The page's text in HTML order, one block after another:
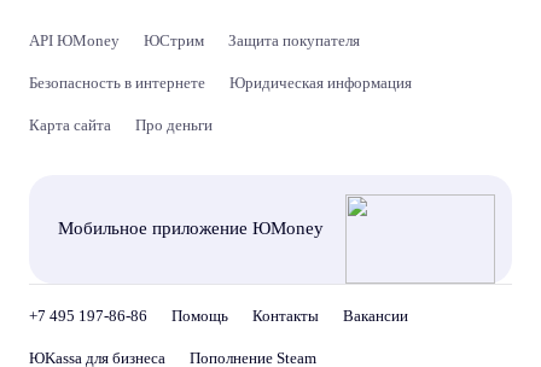
API ЮMoney ЮСтрим Защита покупателя
Безопасность в интернете Юридическая информация
Карта сайта Про деньги
Мобильное приложение ЮMoney
+7 495 197-86-86 Помощь Контакты Вакансии
ЮKassa для бизнеса Пополнение Steam